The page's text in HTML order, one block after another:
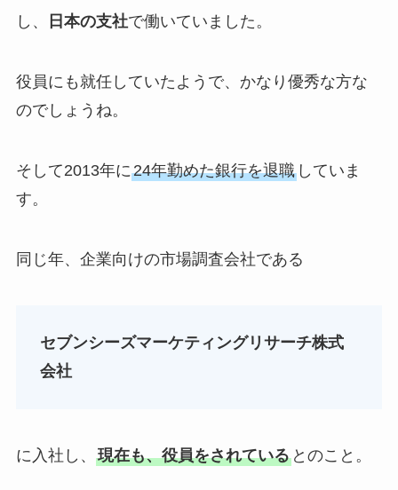
し、 日本の支社で働いていました。
役員にも就任していたようで、かなり優秀な方な
のでしょうね。
そして2013年に24年勤めた銀行を退職していま
す。
同じ年、企業向けの市場調査会社である
セブンシーズマーケティングリサーチ株式
会社
に入社し、 現在も、役員をされているとのこと。